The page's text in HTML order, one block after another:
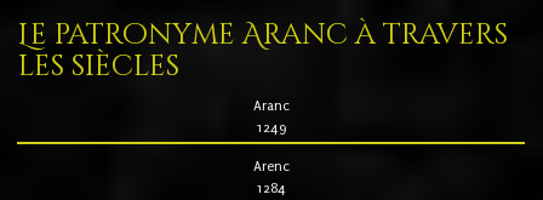
Le patronyme Aranc à travers
les siècles
Aranc
1249
Arenc
1284